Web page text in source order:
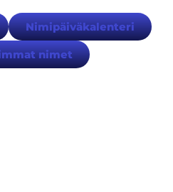
Nimipäiväkalenteri
nimet